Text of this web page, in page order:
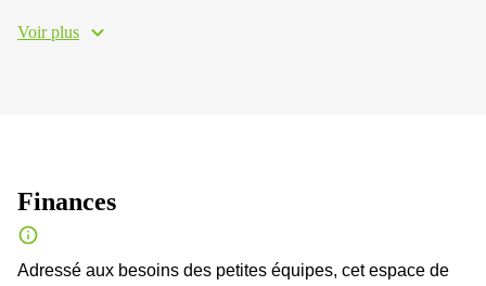
Voir plus
Finances
Adressé aux besoins des petites équipes, cet espace de